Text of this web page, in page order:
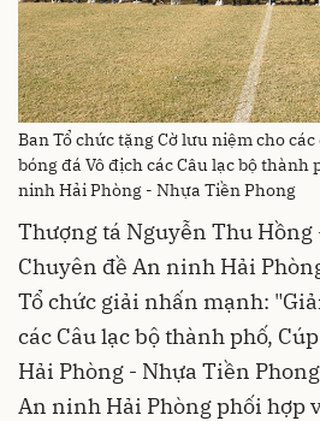
Ban Tổ chức tặng Cờ lưu niệm cho
bóng đá Vô địch các Câu lạc bộ thành
ninh Hải Phòng - Nhựa Tiền Phong
Thượng tá Nguyễn Thu Hồng
Chuyên đề An ninh Hải
Tổ chức giải nhấn mạnh:
các Câu lạc bộ thành phố,
Hải Phòng - Nhựa Tiền
An ninh Hải Phòng phối hợp